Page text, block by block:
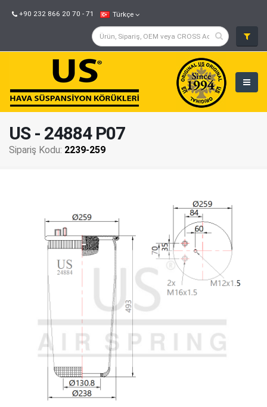
+90 232 866 20 70 - 71 Türkçe
US - 24884 P07
Sipariş Kodu: 2239-259